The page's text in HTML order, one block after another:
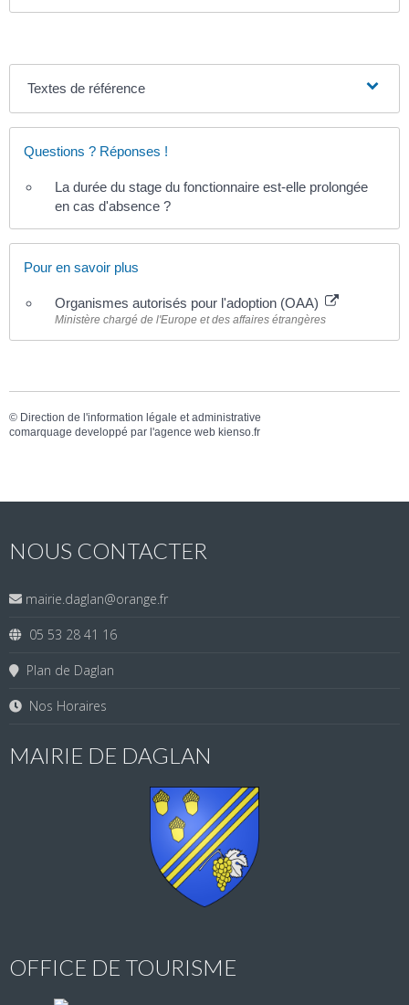
Textes de référence
Questions ? Réponses !
La durée du stage du fonctionnaire est-elle prolongée
en cas d'absence ?
Pour en savoir plus
Organismes autorisés pour l'adoption (OAA)
Ministère chargé de l'Europe et des affaires étrangères
© Direction de l'information légale et administrative
comarquage developpé par l'agence web kienso.fr
NOUS CONTACTER
mairie.daglan@orange.fr
05 53 28 41 16
Plan de Daglan
Nos Horaires
MAIRIE DE DAGLAN
OFFICE DE TOURISME